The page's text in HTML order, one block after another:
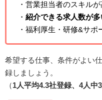
・営業担当者のスキルが
・ 紹介できる求人数が多
・福利厚生・研修&サポ
希望する仕事、条件がよい
録しましょう。
（ 1人平均4.3社登録、4人中